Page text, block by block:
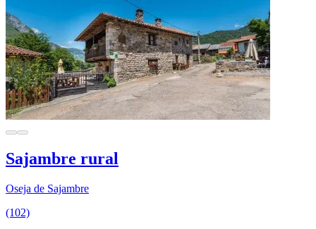
Sajambre rural
Oseja de Sajambre
(102)